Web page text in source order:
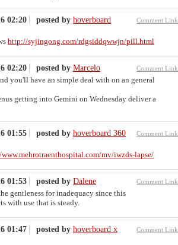
Comment Link
02:20 posted by hoverboard
http://syjingong.com/rdgsiddqwwjn/pill.html
Comment Link
02:20 posted by Marcelo
you'll have an simple deal with on an general
getting into Gemini on Wednesday deliver a
Comment Link
01:55 posted by hoverboard 360
mv/iwzds-lapse/
Comment Link
01:53 posted by Dalene
gentleness for inadequacy since this
with use that is steady.
Comment Link
01:47 posted by hoverboard x